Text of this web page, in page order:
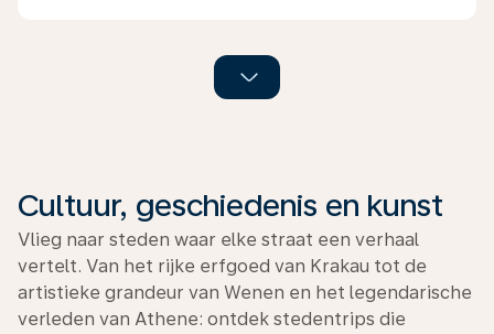
Cultuur, geschiedenis en kunst
Vlieg naar steden waar elke straat een verhaal
vertelt. Van het rijke erfgoed van Krakau tot de
artistieke grandeur van Wenen en het legendarische
verleden van Athene: ontdek stedentrips die